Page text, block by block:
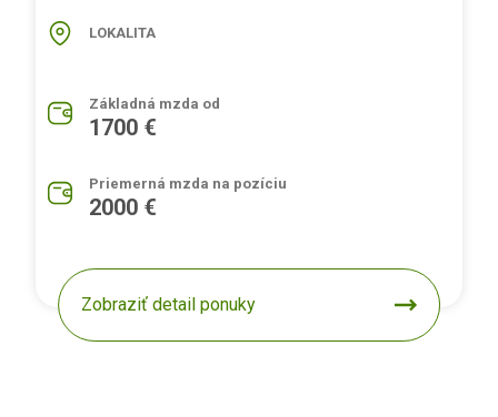
LOKALITA
Základná mzda od
1700 €
Priemerná mzda na pozíciu
2000 €
Zobraziť detail ponuky